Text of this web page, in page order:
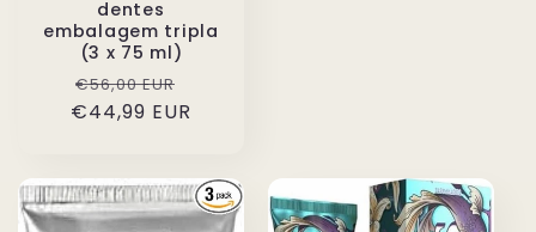
dentes
embalagem tripla
(3 x 75 ml)
Preço
normal
€56,00 EUR
de
€44,99 EUR